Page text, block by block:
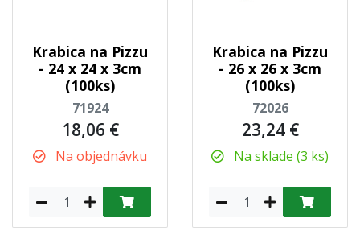
Krabica na Pizzu
- 24 x 24 x 3cm
(100ks)
71924
18,06 €
Na objednávku
Krabica na Pizzu
- 26 x 26 x 3cm
(100ks)
72026
23,24 €
Na sklade (3 ks)